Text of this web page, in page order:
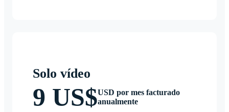
Solo vídeo
9 US$USD por mes facturado
anualmente